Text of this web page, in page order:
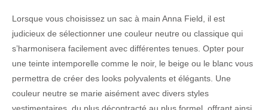
Lorsque vous choisissez un sac à main Anna Field, il est
judicieux de sélectionner une couleur neutre ou classique qui
s’harmonisera facilement avec différentes tenues. Opter pour
une teinte intemporelle comme le noir, le beige ou le blanc vous
permettra de créer des looks polyvalents et élégants. Une
couleur neutre se marie aisément avec divers styles
vestimentaires, du plus décontracté au plus formel, offrant ainsi